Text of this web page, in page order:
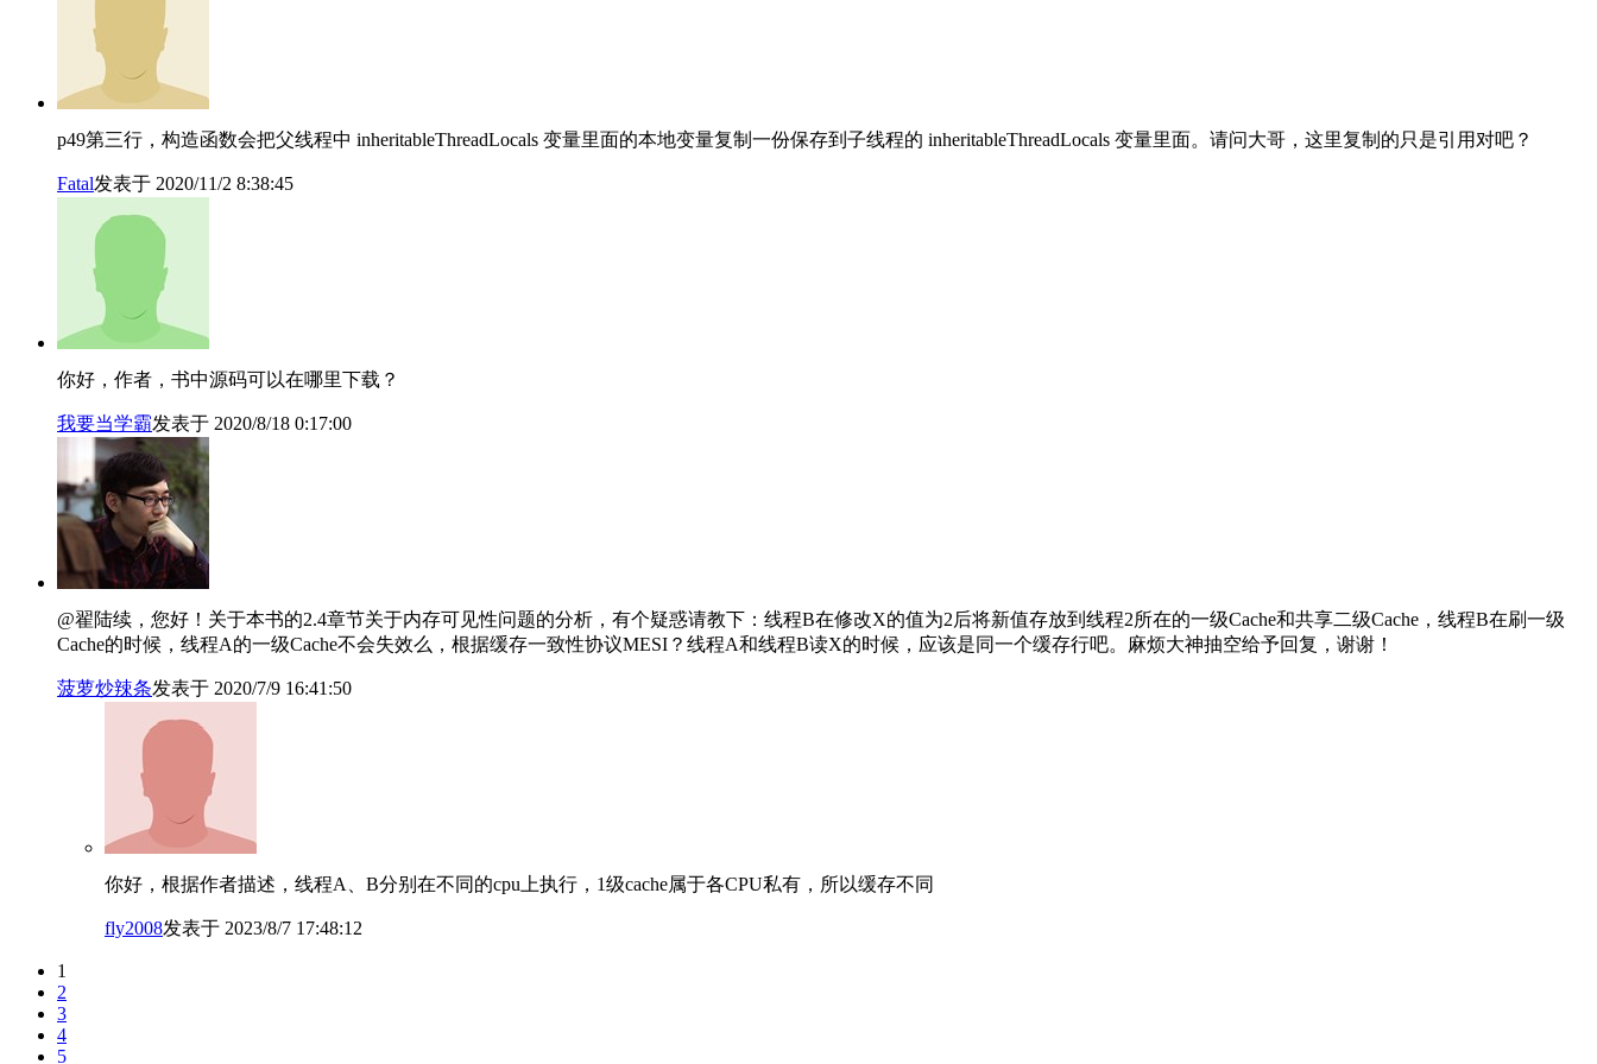
p49第三行，构造函数会把父线程中 inheritableThreadLocals 变量里面的本地变量复制一份保存到子线程的 inheritableThreadLocals 变量里面。请问大哥，这里复制的只是引用对吧？
Fatal发表于 2020/11/2 8:38:45
你好，作者，书中源码可以在哪里下载？
我要当学霸发表于 2020/8/18 0:17:00
@翟陆续，您好！关于本书的2.4章节关于内存可见性问题的分析，有个疑惑请教下：线程B在修改X的值为2后将新值存放到线程2所在的一级Cache和共享二级Cache，线程B在刷一级
Cache的时候，线程A的一级Cache不会失效么，根据缓存一致性协议MESI？线程A和线程B读X的时候，应该是同一个缓存行吧。麻烦大神抽空给予回复，谢谢！
菠萝炒辣条发表于 2020/7/9 16:41:50
你好，根据作者描述，线程A、B分别在不同的cpu上执行，1级cache属于各CPU私有，所以缓存不同
fly2008发表于 2023/8/7 17:48:12
1
2
3
4
5